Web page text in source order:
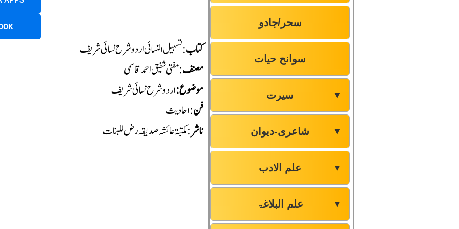
کتاب: تسہیل النسائی اردو شرح نسائی شریف
مصنف: مفتی شفیق احمد قاسمی
موضوع:اردو شرح نسائی شریف
فن: احادیث
ناشر:مکتبۃ عائشہ صدیقہ رض للبنات
سحر/جادو
سوانح حیات
سیرت ▼
شاعری-دیوان ▼
علم الادب ▼
علم البلاغۃ ▼